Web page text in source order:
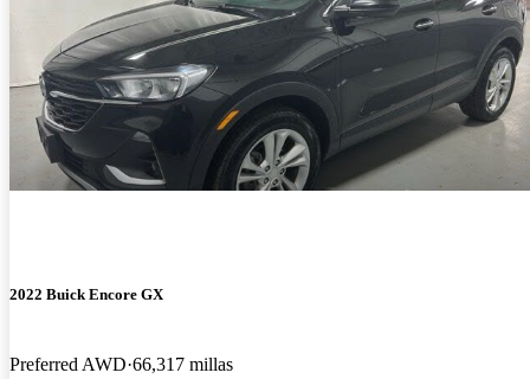
2022 Buick Encore GX
Preferred AWD 66,317 millas